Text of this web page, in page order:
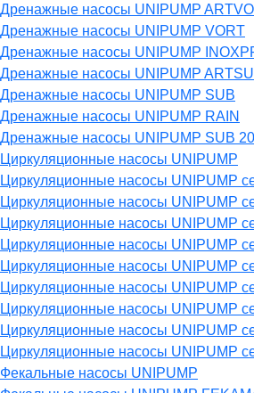
Дренажные насосы UNIPUMP
Дренажные насосы UNIPUMP VORT
Дренажные насосы UNIPUMP
Дренажные насосы UNIPUMP
Дренажные насосы UNIPUMP SUB
Дренажные насосы UNIPUMP RAIN
Дренажные насосы UNIPUMP SUB
Циркуляционные насосы UNIPUMP
Циркуляционные насосы UNIPUMP
Циркуляционные насосы UNIPUMP
Циркуляционные насосы UNIPUMP
Циркуляционные насосы UNIPUMP
Циркуляционные насосы UNIPUMP
Циркуляционные насосы UNIPUMP
Циркуляционные насосы UNIPUMP
Циркуляционные насосы UNIPUMP
Циркуляционные насосы UNIPUMP
Фекальные насосы UNIPUMP